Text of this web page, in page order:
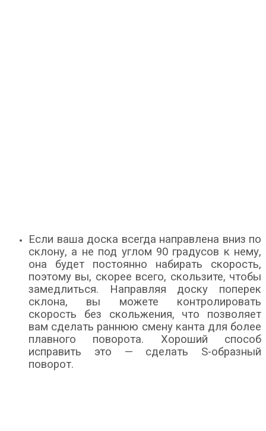
Если ваша доска всегда направлена ​​вниз по
склону, а не под углом 90 градусов к нему,
она будет постоянно набирать скорость,
поэтому вы, скорее всего, скользите, чтобы
замедлиться. Направляя доску поперек
склона, вы можете контролировать
скорость без скольжения, что позволяет
вам сделать раннюю смену канта для более
плавного поворота. Хороший способ
исправить это — сделать S-образный
поворот.